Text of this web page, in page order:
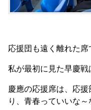
応援団も遠く離れた席
私が最初に見た早慶戦
慶應の応援席は、応
り、青春っていいな～